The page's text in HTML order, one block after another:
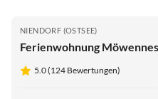
NIENDORF (OSTSEE)
Ferienwohnung
5.0 (124 Bewertungen)